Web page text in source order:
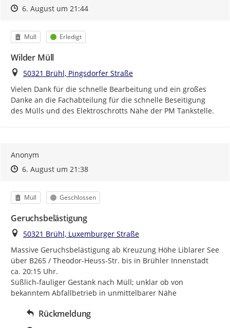
Zeitpunkt des Erstellens
Zeitpunkt des Erstellens
6. August um 21:44Zur Äußerung
Kategorie
Müll Status
Erledigt
Wilder Müll
Ort
50321 Brühl, Pingsdorfer Straße
Vielen Dank für die schnelle Bearbeitung und ein großes
Danke an die Fachabteilung für die schnelle Beseitigung
des Mülls und des Elektroschrotts Nähe der PM Tankstelle.
Anonym
Zeitpunkt des Erstellens
Zeitpunkt des Erstellens
6. August um 21:38Zur Äußerung
Kategorie
Müll Status
Geschlossen
Geruchsbelästigung
Ort
50321 Brühl, Luxemburger Straße
Massive Geruchsbelästigung ab Kreuzung Höhe Liblarer See
über B265 / Theodor-Heuss-Str. bis in Brühler Innenstadt
ca. 20:15 Uhr.
Süßlich-fauliger Gestank nach Müll; unklar ob von
bekanntem Abfallbetrieb in unmittelbarer Nähe
Rückmeldung